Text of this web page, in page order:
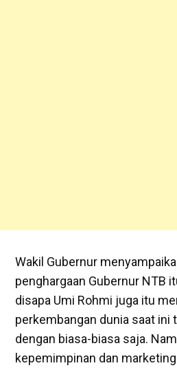
Wakil Gubernur
penghargaan Gubernur NTB
disapa Umi Rohmi juga itu
perkembangan dunia saat ini
dengan biasa-biasa saja.
kepemimpinan dan